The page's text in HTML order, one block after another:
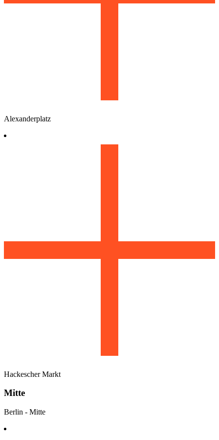
Alexanderplatz
Hackescher Markt
Mitte
Berlin - Mitte